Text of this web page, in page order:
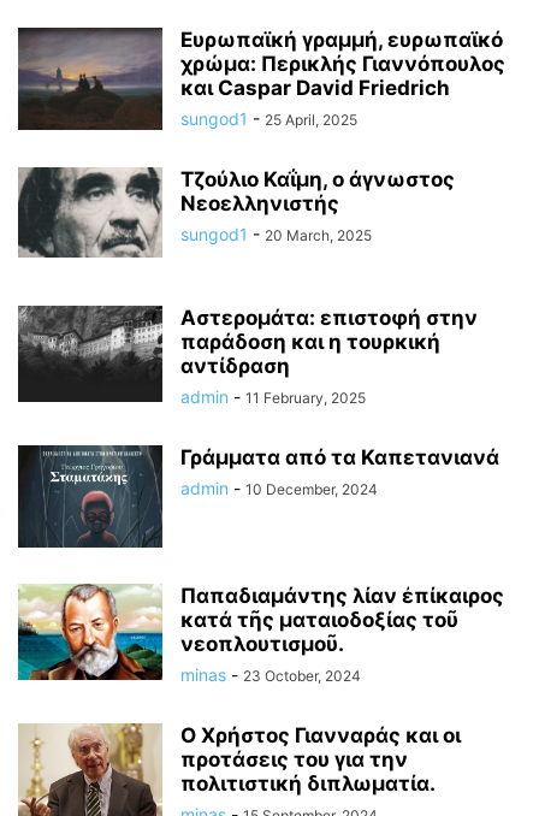
Ευρωπαϊκή γραμμή, ευρωπαϊκό
χρώμα: Περικλής Γιαννόπουλος
και Caspar David Friedrich
sungod1 - 25 April, 2025
Τζούλιο Καΐμη, ο άγνωστος
Νεοελληνιστής
sungod1 - 20 March, 2025
Αστερομάτα: επιστοφή στην
παράδοση και η τουρκική
αντίδραση
admin - 11 February, 2025
Γράμματα από τα Καπετανιανά
admin - 10 December, 2024
Παπαδιαμάντης λίαν ἐπίκαιρος
κατά τῆς ματαιοδοξίας τοῦ
νεοπλουτισμοῦ.
minas - 23 October, 2024
Ο Χρήστος Γιανναράς και οι
προτάσεις του για την
πολιτιστική διπλωματία.